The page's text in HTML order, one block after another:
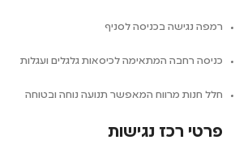
רמפה נגישה בכניסה לסניף
כניסה רחבה המתאימה לכיסאות גלגלים ועגלות
חלל חנות מרווח המאפשר תנועה נוחה ובטוחה
פרטי רכז נגישות